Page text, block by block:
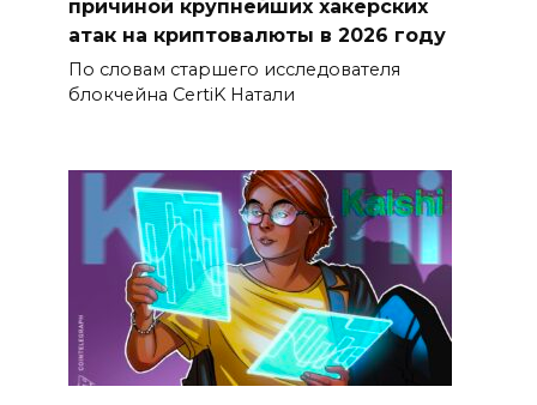
причиной крупнейших хакерских
атак на криптовалюты в 2026 году
По словам старшего исследователя
блокчейна CertiK Натали